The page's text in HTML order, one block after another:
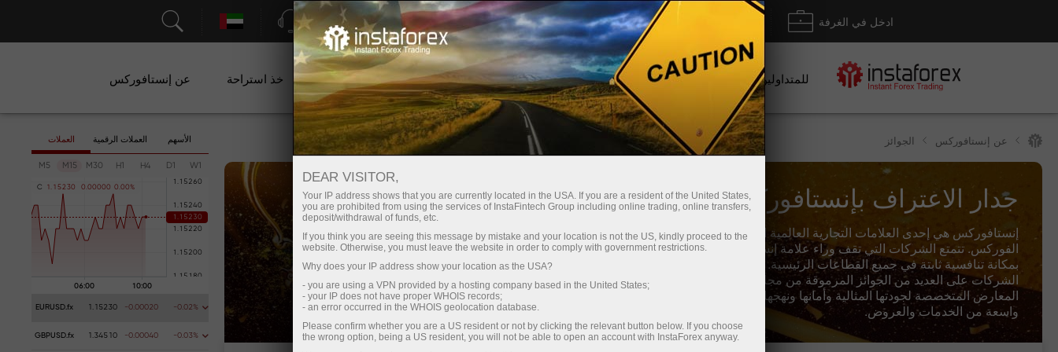
الدعم فتح الحساب الفوري منصة التداول ادخل في الغرفة
للمتداولين للمبتدئين للمستثمرين للشركاء الحملات خذ استراحة عن إنستافوركس
عن إنستافوركس الجوائز
جدار الاعتراف بإنستافوركس
إنستافوركس هي إحدى العلامات التجارية العالمية الرائدة في مجال
الفوركس. تتمتع الشركات التي تقف وراء علامة إنستافوركس التجارية
بمكانة تنافسية ثابتة في جميع القطاعات الرئيسية. حصلت مجموعة
الشركات على العديد من الجوائز المرموقة من مجلات الأعمال ومشاريع
المعارض المتخصصة لجودتها المثالية وأمانها ونهجها المبتكر ومجموعة
واسعة من الخدمات والعروض.
العملات العملات الرقمية الأسهم
M5 M15 M30 H1 H4 D1 W1
C 1 . 1 52 30 0 .00000 0 .00%
EURUSD.fx 1.15230 -0.00020 -0.02%
GBPUSD.fx 1.34510 -0.00040 -0.03%
DEAR VISITOR,
Your IP address shows that you are currently located in the USA. If you are a resident of the United States,
you are prohibited from using the services of InstaFintech Group including online trading, online transfers,
deposit/withdrawal of funds, etc.
If you think you are seeing this message by mistake and your location is not the US, kindly proceed to the
website. Otherwise, you must leave the website in order to comply with government restrictions.
Why does your IP address show your location as the USA?
- you are using a VPN provided by a hosting company based in the United States;
- your IP does not have proper WHOIS records;
- an error occurred in the WHOIS geolocation database.
Please confirm whether you are a US resident or not by clicking the relevant button below. If you choose
the wrong option, being a US resident, you will not be able to open an account with InstaForex anyway.